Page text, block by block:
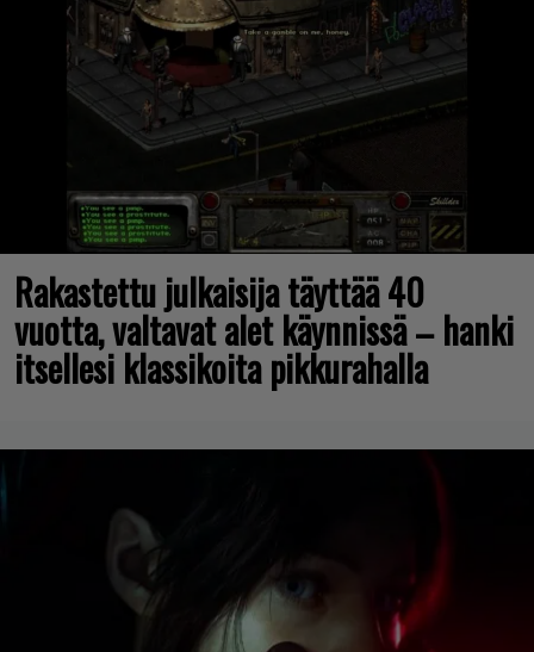
Rakastettu julkaisija täyttää 40
vuotta, valtavat alet käynnissä – hanki
itsellesi klassikoita pikkurahalla